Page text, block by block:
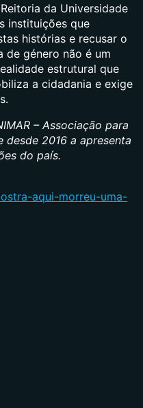
da Universidade
instituições que
histórias e recusar o
de género não é um
estrutural que
a cidadania e exige
– Associação para
desde 2016 a apresenta
do país.
aqui-morreu-uma-